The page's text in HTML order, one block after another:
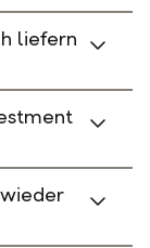
liefern